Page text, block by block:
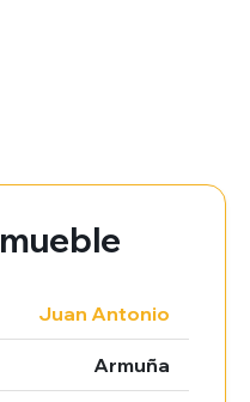
Juan Antonio
Armuña